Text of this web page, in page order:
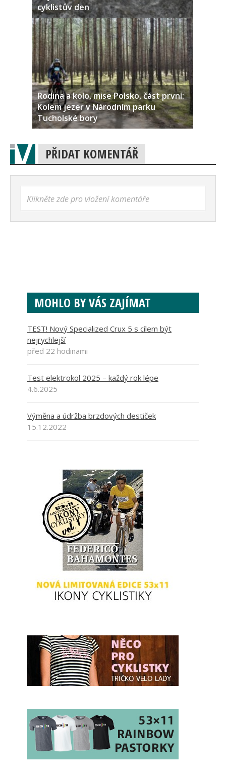
cyklistův den
Rodina a kolo, mise Polsko, část první:
Kolem jezer v Národním parku
Tucholské bory
PŘIDAT KOMENTÁŘ
Klikněte zde pro vložení komentáře
MOHLO BY VÁS ZAJÍMAT
TEST! Nový Specialized Crux 5 s cílem být
nejrychlejší
před 22 hodinami
Test elektrokol 2025 – každý rok lépe
4.6.2025
Výměna a údržba brzdových destiček
15.12.2022